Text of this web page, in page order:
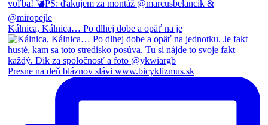
Kálnica, Kálnica… Po dlhej dobe a opäť na je
Presne na deň bláznov slávi www.bicyklizmus.sk